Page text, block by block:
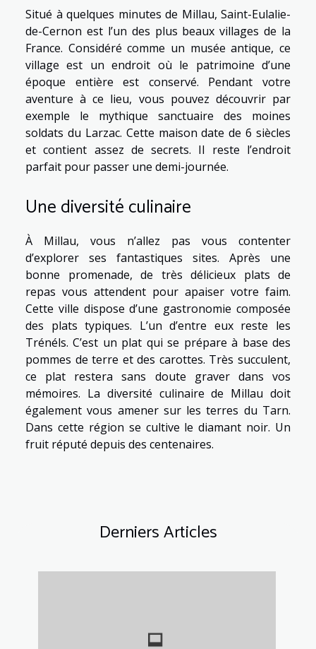
Situé à quelques minutes de Millau, Saint-Eulalie-
de-Cernon est l’un des plus beaux villages de la
France. Considéré comme un musée antique, ce
village est un endroit où le patrimoine d’une
époque entière est conservé. Pendant votre
aventure à ce lieu, vous pouvez découvrir par
exemple le mythique sanctuaire des moines
soldats du Larzac. Cette maison date de 6 siècles
et contient assez de secrets. Il reste l’endroit
parfait pour passer une demi-journée.
Une diversité culinaire
À Millau, vous n’allez pas vous contenter
d’explorer ses fantastiques sites. Après une
bonne promenade, de très délicieux plats de
repas vous attendent pour apaiser votre faim.
Cette ville dispose d’une gastronomie composée
des plats typiques. L’un d’entre eux reste les
Trénéls. C’est un plat qui se prépare à base des
pommes de terre et des carottes. Très succulent,
ce plat restera sans doute graver dans vos
mémoires. La diversité culinaire de Millau doit
également vous amener sur les terres du Tarn.
Dans cette région se cultive le diamant noir. Un
fruit réputé depuis des centenaires.
Derniers Articles